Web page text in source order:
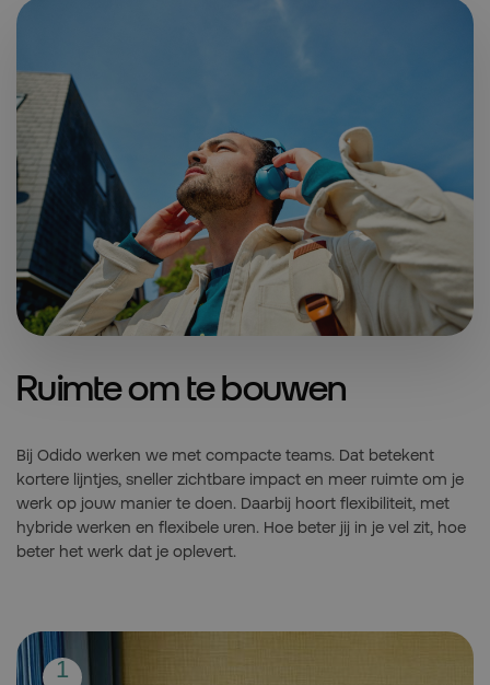
Ruimte om te bouwen
Bij Odido werken we met compacte teams. Dat betekent
kortere lijntjes, sneller zichtbare impact en meer ruimte om je
werk op jouw manier te doen. Daarbij hoort flexibiliteit, met
hybride werken en flexibele uren. Hoe beter jij in je vel zit, hoe
beter het werk dat je oplevert.
Step:
1